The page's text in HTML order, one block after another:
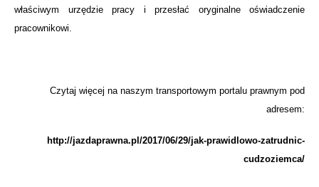
właściwym urzędzie pracy i przesłać oryginalne oświadczenie
pracownikowi.
Czytaj więcej na naszym transportowym portalu prawnym pod
adresem:
http://jazdaprawna.pl/2017/06/29/jak-prawidlowo-zatrudnic-
cudzoziemca/